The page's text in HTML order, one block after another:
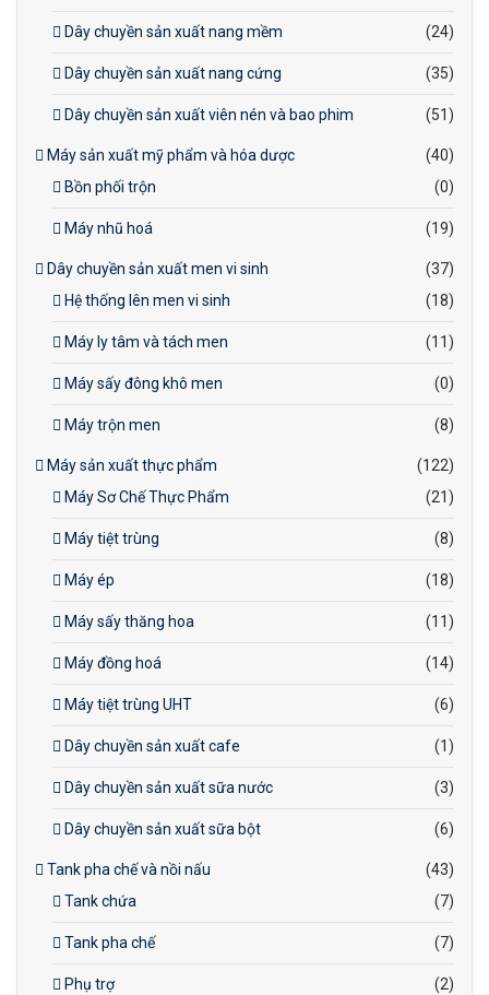
Dây chuyền sản xuất nang mềm (24)
Dây chuyền sản xuất nang cứng (35)
Dây chuyền sản xuất viên nén và bao phim (51)
Máy sản xuất mỹ phẩm và hóa dược
(40)
Bồn phối trộn
(0)
Máy nhũ hoá (19)
Dây chuyền sản xuất men vi sinh
(37)
Hệ thống lên men vi sinh
(18)
Máy ly tâm và tách men (11)
Máy sấy đông khô men (0)
Máy trộn men (8)
Máy sản xuất thực phẩm
(122)
Máy Sơ Chế Thực Phẩm
(21)
Máy tiệt trùng (8)
Máy ép (18)
Máy sấy thăng hoa (11)
Máy đồng hoá (14)
Máy tiệt trùng UHT (6)
Dây chuyền sản xuất cafe (1)
Dây chuyền sản xuất sữa nước (3)
Dây chuyền sản xuất sữa bột (6)
Tank pha chế và nồi nấu
(43)
Tank chứa
(7)
Tank pha chế (7)
Phụ trợ (2)